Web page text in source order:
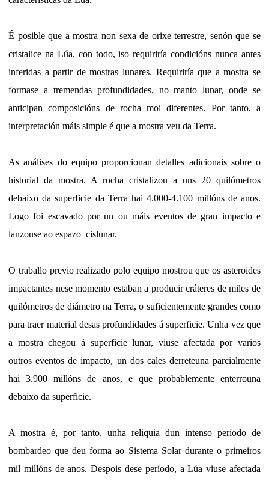
É posible que a mostra non sexa de orixe terrestre, senón que se
cristalice na Lúa, con todo, iso requiriría condicións nunca antes
inferidas a partir de mostras lunares. Requiriría que a mostra se
formase a tremendas profundidades, no manto lunar, onde se
anticipan composicións de rocha moi diferentes. Por tanto, a
interpretación máis simple é que a mostra veu da Terra.
As análises do equipo proporcionan detalles adicionais sobre o
historial da mostra. A rocha cristalizou a uns 20 quilómetros
debaixo da superficie da Terra hai 4.000-4.100 millóns de anos.
Logo foi escavado por un ou máis eventos de gran impacto e
lanzouse ao espazo cislunar.
O traballo previo realizado polo equipo mostrou que os asteroides
impactantes nese momento estaban a producir cráteres de miles de
quilómetros de diámetro na Terra, o suficientemente grandes como
para traer material desas profundidades á superficie. Unha vez que
a mostra chegou á superficie lunar, viuse afectada por varios
outros eventos de impacto, un dos cales derreteuna parcialmente
hai 3.900 millóns de anos, e que probablemente enterrouna
debaixo da superficie.
A mostra é, por tanto, unha reliquia dun intenso período de
bombardeo que deu forma ao Sistema Solar durante o primeiros
mil millóns de anos. Despois dese período, a Lúa viuse afectada